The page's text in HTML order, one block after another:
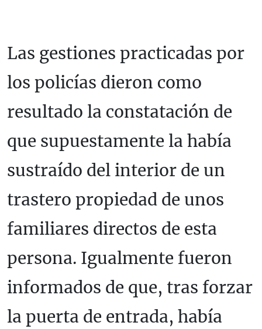
Las gestiones practicadas por
los policías dieron como
resultado la constatación de
que supuestamente la había
sustraído del interior de un
trastero propiedad de unos
familiares directos de esta
persona. Igualmente fueron
informados de que, tras forzar
la puerta de entrada, había